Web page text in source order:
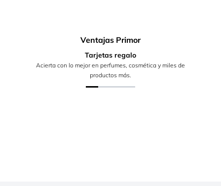
Ventajas Primor
Tarjetas regalo
Acierta con lo mejor en perfumes, cosmética y miles de
productos más.